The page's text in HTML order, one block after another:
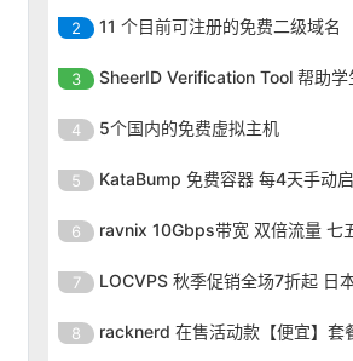
港、新加坡、日本
洛杉矶等多个地区
于 KVM 虚拟化架
国两大系列。亚洲
2 11 个目前可注册的免费二级域名
OrangeVPS 是一
的海外主机服务商
VDS 业务，数据中
洛杉矶等多个地区
SSD 固态硬盘，主
国两大系列。亚洲
3
OrangeVPS 是一
的海外主机服务商
VDS 业务，数据中
洛杉矶等多个地区
SSD 固态硬盘，主
国两大系列。亚洲
4 5个国内的免费虚拟主机
OrangeVPS 是一
的海外主机服务商
VDS 业务，数据中
洛杉矶等多个地区
SSD 固态硬盘，主
5 KataBump 免费容器 每4天手动
OrangeVPS 是一
的海外主机服务商
VDS 业务，数据中
洛杉矶等多个地区
6 ravnix 10Gbps带宽 双倍流量 七
OrangeVPS 是一
的海外主机服务商
VDS 业务，数据中
7
OrangeVPS 是一
的海外主机服务商
8 racknerd 在售活动款【便宜】套